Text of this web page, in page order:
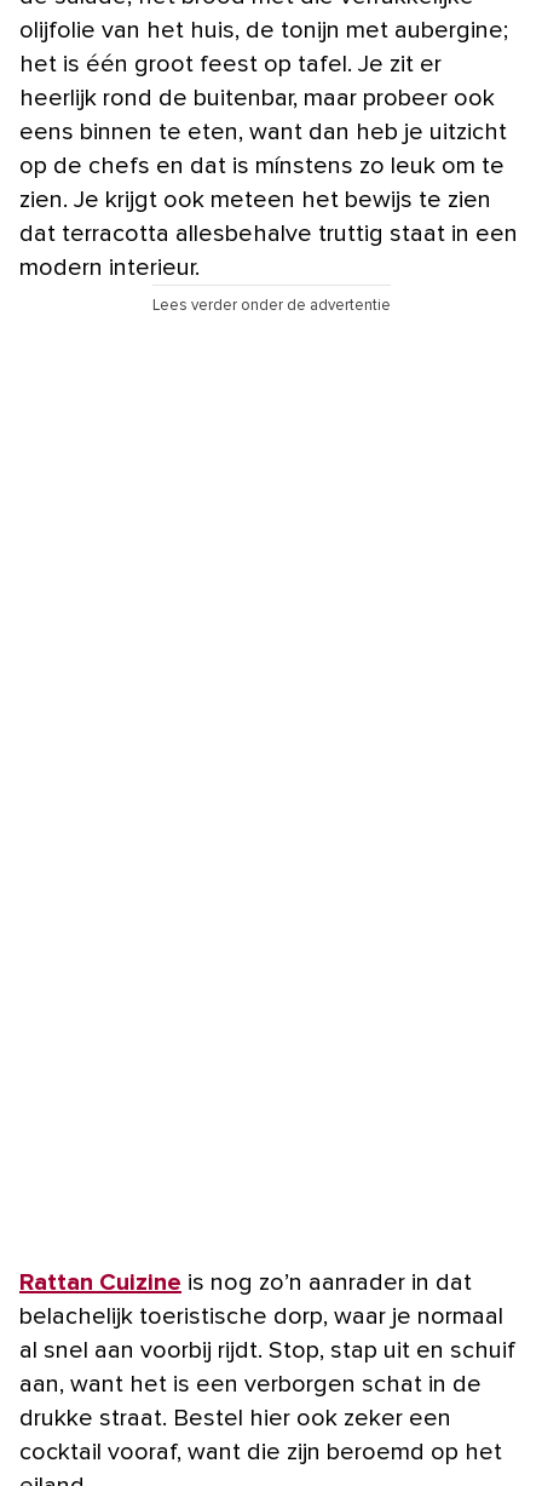
olijfolie van het huis, de tonijn met aubergine;
het is één groot feest op tafel. Je zit er
heerlijk rond de buitenbar, maar probeer ook
eens binnen te eten, want dan heb je uitzicht
op de chefs en dat is mínstens zo leuk om te
zien. Je krijgt ook meteen het bewijs te zien
dat terracotta allesbehalve truttig staat in een
modern interieur.
Lees verder onder de advertentie
Rattan Cuizine is nog zo’n aanrader in dat
belachelijk toeristische dorp, waar je normaal
al snel aan voorbij rijdt. Stop, stap uit en schuif
aan, want het is een verborgen schat in de
drukke straat. Bestel hier ook zeker een
cocktail vooraf, want die zijn beroemd op het